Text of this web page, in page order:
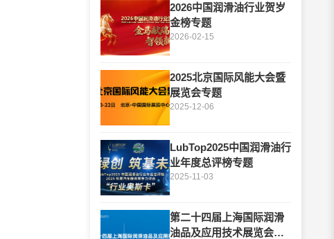
2026中国润滑油行业贺岁
金榜专题
2026-02-15
2025北京国际风能大会暨
展览会专题
2025-12-06
LubTop2025中国润滑油行
业年度总评榜专题
2025-11-03
第二十四届上海国际润滑
油品及应用技术展览会专